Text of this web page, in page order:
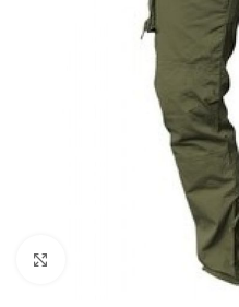
Clicca per ingrandire